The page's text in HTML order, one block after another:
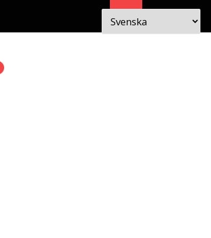
Sök